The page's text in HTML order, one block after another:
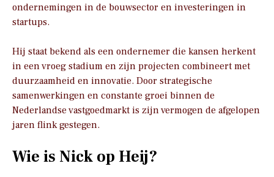
ondernemingen in de bouwsector en investeringen in
startups.
Hij staat bekend als een ondernemer die kansen herkent
in een vroeg stadium en zijn projecten combineert met
duurzaamheid en innovatie. Door strategische
samenwerkingen en constante groei binnen de
Nederlandse vastgoedmarkt is zijn vermogen de afgelopen
jaren flink gestegen.
Wie is Nick op Heij?